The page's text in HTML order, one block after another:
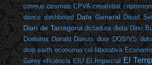
correus cosmos CPVA creativitat
dance dashboard Data General David
Diari de Tarragona dictadura dieta Dino
Dominis Donald Donuts door DOS/VS dots
drop earth economia col·laborativa
Gorey eficiència EIU El Imparcial El